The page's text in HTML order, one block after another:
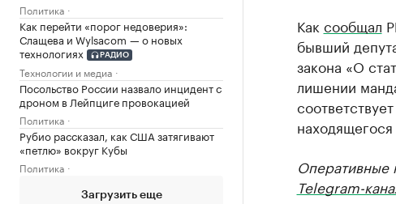
Политика
Как перейти «порог недоверия»:
Слащева и Wylsacom — о новых
технологиях
РАДИО
Технологии и медиа
Посольство России назвало инцидент с
дроном в Лейпциге провокацией
Политика
Рубио рассказал, как США затягивают
«петлю» вокруг Кубы
Политика
Загрузить еще
Как сообщал
бывший
закона «О
лишении
Оперативные
Telegram-